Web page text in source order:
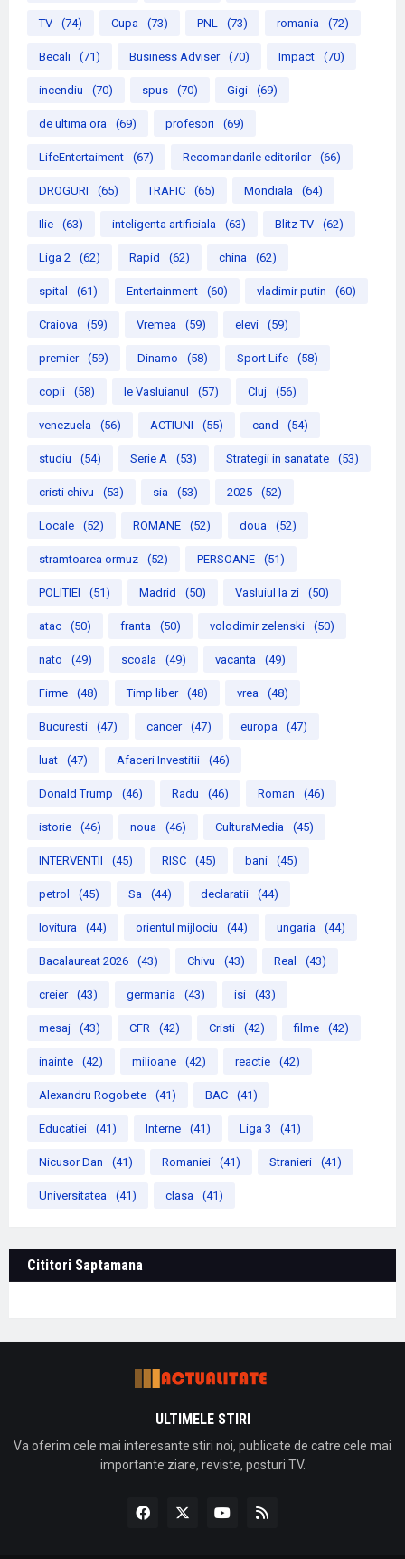
TV (74) Cupa (73) PNL (73) romania (72)
Becali (71) Business Adviser (70) Impact (70)
incendiu (70) spus (70) Gigi (69)
de ultima ora (69) profesori (69)
LifeEntertaiment (67) Recomandarile editorilor (66)
DROGURI (65) TRAFIC (65) Mondiala (64)
Ilie (63) inteligenta artificiala (63) Blitz TV (62)
Liga 2 (62) Rapid (62) china (62)
spital (61) Entertainment (60) vladimir putin (60)
Craiova (59) Vremea (59) elevi (59)
premier (59) Dinamo (58) Sport Life (58)
copii (58) le Vasluianul (57) Cluj (56)
venezuela (56) ACTIUNI (55) cand (54)
studiu (54) Serie A (53) Strategii in sanatate (53)
cristi chivu (53) sia (53) 2025 (52)
Locale (52) ROMANE (52) doua (52)
stramtoarea ormuz (52) PERSOANE (51)
POLITIEI (51) Madrid (50) Vasluiul la zi (50)
atac (50) franta (50) volodimir zelenski (50)
nato (49) scoala (49) vacanta (49)
Firme (48) Timp liber (48) vrea (48)
Bucuresti (47) cancer (47) europa (47)
luat (47) Afaceri Investitii (46)
Donald Trump (46) Radu (46) Roman (46)
istorie (46) noua (46) CulturaMedia (45)
INTERVENTII (45) RISC (45) bani (45)
petrol (45) Sa (44) declaratii (44)
lovitura (44) orientul mijlociu (44) ungaria (44)
Bacalaureat 2026 (43) Chivu (43) Real (43)
creier (43) germania (43) isi (43)
mesaj (43) CFR (42) Cristi (42) filme (42)
inainte (42) milioane (42) reactie (42)
Alexandru Rogobete (41) BAC (41)
Educatiei (41) Interne (41) Liga 3 (41)
Nicusor Dan (41) Romaniei (41) Stranieri (41)
Universitatea (41) clasa (41)
Cititori Saptamana
ULTIMELE STIRI
Va oferim cele mai interesante stiri noi, publicate de catre cele mai
importante ziare, reviste, posturi TV.